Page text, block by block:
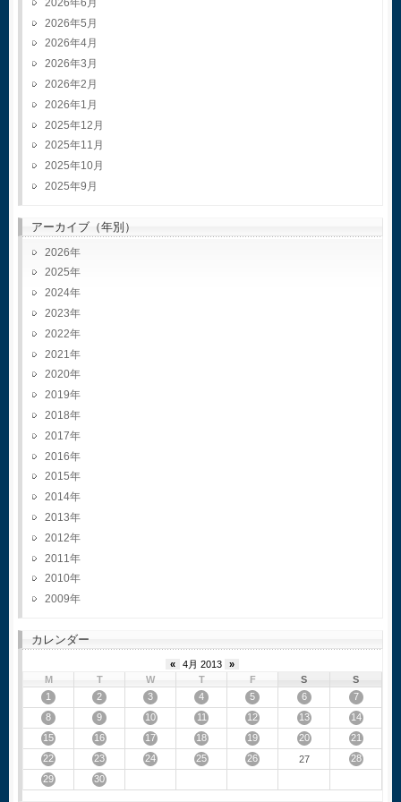
2026年5月
2026年4月
2026年3月
2026年2月
2026年1月
2025年12月
2025年11月
2025年10月
2025年9月
アーカイブ（年別）
2026
2025
2024
2023
2022
2021
2020
2019
2018
2017
2016
2015
2014
2013
2012
2011
2010
2009
カレンダー
« 4月 2013
»
M
T W T F S
S
1
2 3 4 5 6
7
8
9 10 11 12 13
14
15
16 17 18 19 20
21
22
23 24 25 26 27
28
29
30